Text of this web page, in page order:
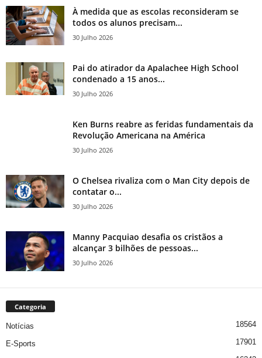
À medida que as escolas reconsideram se
todos os alunos precisam...
30 Julho 2026
Pai do atirador da Apalachee High School
condenado a 15 anos...
30 Julho 2026
Ken Burns reabre as feridas fundamentais da
Revolução Americana na América
30 Julho 2026
O Chelsea rivaliza com o Man City depois de
contatar o...
30 Julho 2026
Manny Pacquiao desafia os cristãos a
alcançar 3 bilhões de pessoas...
30 Julho 2026
Categoria
Notícias 18564
E-Sports 17901